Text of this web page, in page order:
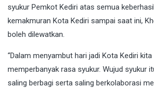
syukur Pemkot Kediri atas semua
kemakmuran Kota Kediri sampai saat ini,
boleh dilewatkan.
“Dalam menyambut hari jadi Kota Kediri kita
memperbanyak rasa syukur. Wujud syukur
saling berbagi serta saling berkolaborasi